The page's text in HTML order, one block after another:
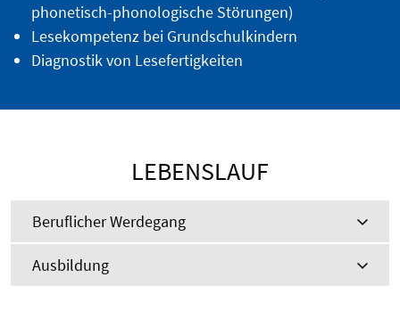
phonetisch-phonologische Störungen)
Lesekompetenz bei Grundschulkindern
Diagnostik von Lesefertigkeiten
LEBENSLAUF
Beruflicher Werdegang
Ausbildung